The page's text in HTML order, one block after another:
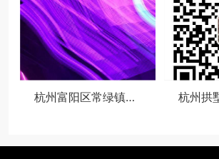
杭州富阳区常绿镇附近ktv招聘点歌公主,(不用交台费)